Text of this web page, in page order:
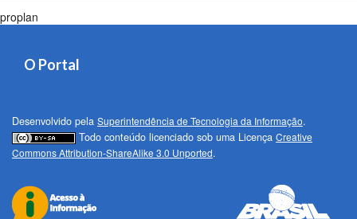
proplan
O Portal
Desenvolvido pela Superintendência de Tecnologia da Informação.
Todo conteúdo licenciado sob uma Licença Creative
Commons Attribution-ShareAlike 3.0 Unported.